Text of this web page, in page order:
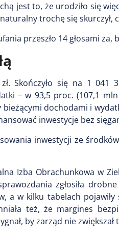
jest to, że urodziło się
trochę się skurczył,
przeszło 14 głosami za,
Skończyło się na 1
– w 93,5 proc. (107,1
bieżącymi dochodami i
inwestycje bez
inwestycji ze
Izba Obrachunkowa w
zgłosiła
w kilku tabelach
też, że margines
by zarząd nie zwiększał